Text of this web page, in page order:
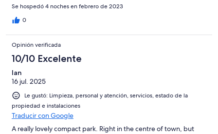
Se hospedó 4 noches en febrero de 2023
0
Opinión verificada
10/10 Excelente
Ian
16 jul. 2025
Le gustó: Limpieza, personal y atención, servicios, estado de la
propiedad e instalaciones
Traducir con Google
A really lovely compact park. Right in the centre of town, but